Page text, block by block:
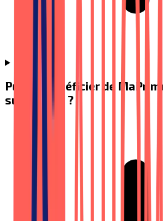
Puis-je bénéficier de
sur-Sarthe ?